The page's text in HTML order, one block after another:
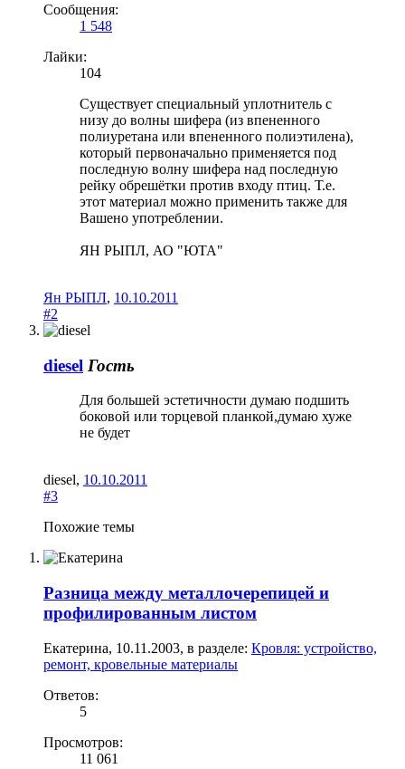
Сообщения:
1 548
Лайки:
104
Существует специальный уплотнитель с
низу до волны шифера (из впененного
полиуретана или впененного полиэтилена),
который первоначально применяется под
последную волну шифера над последную
рейку обрешётки против входу птиц. Т.е.
этот материал можно применить также для
Вашено употреблении.
ЯН РЫПЛ, АО "ЮТА"
Ян РЫПЛ, 10.10.2011
#2
diesel Гость
Для большей эстетичности думаю подшить
боковой или торцевой планкой,думаю хуже
не будет
diesel, 10.10.2011
#3
Похожие темы
Разница между металлочерепицей и
профилированным листом
Екатерина, 10.11.2003, в разделе: Кровля: устройство,
ремонт, кровельные материалы
Ответов:
5
Просмотров:
11 061